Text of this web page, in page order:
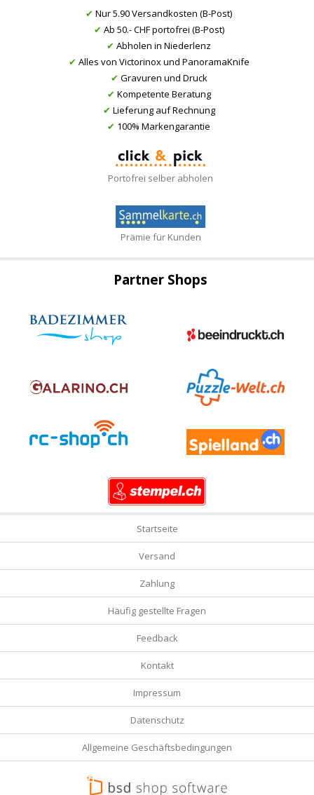
✔ Nur 5.90 Versandkosten (B-Post)
✔ Ab 50.- CHF portofrei (B-Post)
✔ Abholen in Niederlenz
✔ Alles von Victorinox und PanoramaKnife
✔ Gravuren und Druck
✔ Kompetente Beratung
✔ Lieferung auf Rechnung
✔ 100% Markengarantie
Portofrei selber abholen
Prämie für Kunden
Partner Shops
Startseite
Versand
Zahlung
Häufig gestellte Fragen
Feedback
Kontakt
Impressum
Datenschutz
Allgemeine Geschäftsbedingungen